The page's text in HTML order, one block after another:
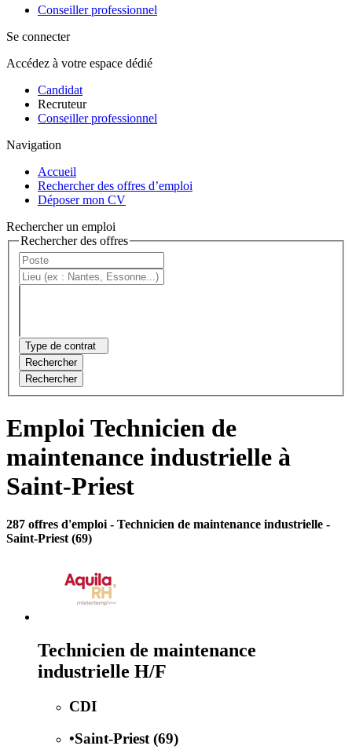
Conseiller professionnel
Se connecter
Accédez à votre espace dédié
Candidat
Recruteur
Conseiller professionnel
Navigation
Accueil
Rechercher des offres d’emploi
Déposer mon CV
Rechercher un emploi
Rechercher des offres
Type de contrat
Rechercher
Rechercher
Emploi Technicien de
maintenance industrielle à
Saint-Priest
287 offres d'emploi - Technicien de maintenance industrielle -
Saint-Priest (69)
Technicien de maintenance
industrielle H/F
CDI
•Saint-Priest (69)